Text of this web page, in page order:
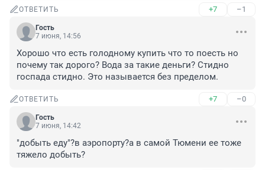
ОТВЕТИТЬ +7 –1
Гость
7 июня, 14:56
Хорошо что есть голодному купить что то поесть но
почему так дорого? Вода за такие деньги? Стидно
госпада стидно. Это называется без пределом.
ОТВЕТИТЬ +7 –0
Гость
7 июня, 14:42
"добыть еду"?в аэропорту?а в самой Тюмени ее тоже
тяжело добыть?